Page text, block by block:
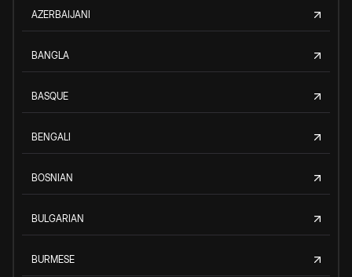
AZERBAIJANI
BANGLA
BASQUE
BENGALI
BOSNIAN
BULGARIAN
BURMESE